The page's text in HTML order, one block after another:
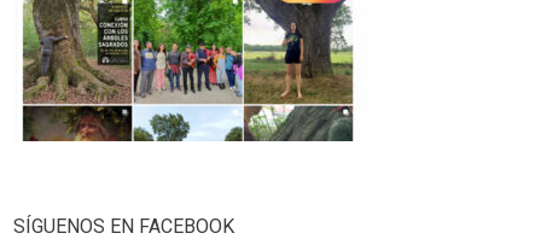
SÍGUENOS EN FACEBOOK